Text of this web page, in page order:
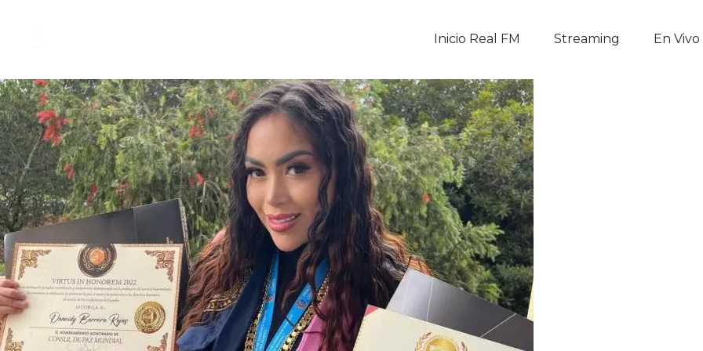
Inicio Real FM Streaming En Vivo
En Vivo
Descarga La APP
Programas
Noticias
Equipo
Sobre Nosotros